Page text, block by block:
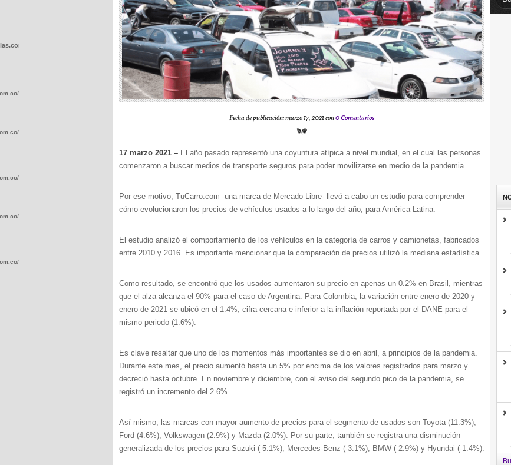
Fecha de publicación: marzo 17, 2021 con0 Comentarios
17 marzo 2021 – El año pasado representó una coyuntura atípica a nivel mundial, en el cual las personas
comenzaron a buscar medios de transporte seguros para poder movilizarse en medio de la pandemia.
Por ese motivo, TuCarro.com -una marca de Mercado Libre- llevó a cabo un estudio para comprender
cómo evolucionaron los precios de vehículos usados a lo largo del año, para América Latina.
El estudio analizó el comportamiento de los vehículos en la categoría de carros y camionetas, fabricados
entre 2010 y 2016. Es importante mencionar que la comparación de precios utilizó la mediana estadística.
Como resultado, se encontró que los usados aumentaron su precio en apenas un 0.2% en Brasil, mientras
que el alza alcanza el 90% para el caso de Argentina. Para Colombia, la variación entre enero de 2020 y
enero de 2021 se ubicó en el 1.4%, cifra cercana e inferior a la inflación reportada por el DANE para el
mismo periodo (1.6%).
Es clave resaltar que uno de los momentos más importantes se dio en abril, a principios de la pandemia.
Durante este mes, el precio aumentó hasta un 5% por encima de los valores registrados para marzo y
decreció hasta octubre. En noviembre y diciembre, con el aviso del segundo pico de la pandemia, se
registró un incremento del 2.6%.
Así mismo, las marcas con mayor aumento de precios para el segmento de usados son Toyota (11.3%);
Ford (4.6%), Volkswagen (2.9%) y Mazda (2.0%). Por su parte, también se registra una disminución
generalizada de los precios para Suzuki (-5.1%), Mercedes-Benz (-3.1%), BMW (-2.9%) y Hyundai (-1.4%).
wp-
wp-
wp-
wp-
wp-
wp-